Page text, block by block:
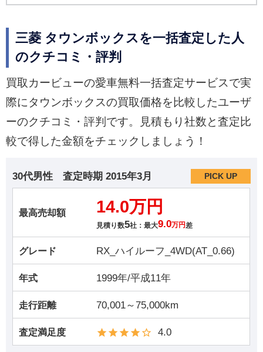
三菱 タウンボックスを一括査定した人
のクチコミ・評判
買取カービューの愛車無料一括査定サービスで実
際にタウンボックスの買取価格を比較したユーザ
ーのクチコミ・評判です。見積もり社数と査定比
較で得した金額をチェックしましょう！
30代男性 査定時期 2015年3月 PICK UP
最高売却額 14.0万円
見積り数5社：最大9.0万円 差
グレード RX_ハイルーフ_4WD(AT_0.66)
年式 1999年/平成11年
走行距離 70,001～75,000km
査定満足度 4.0